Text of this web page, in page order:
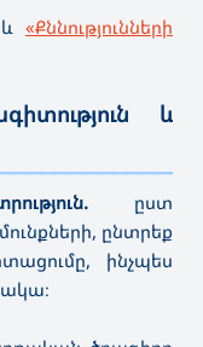
«Քննությունների
և
ըստ
ընտրեք
ինչպես